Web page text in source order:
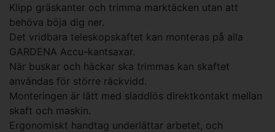
Klipp gräskanter och trimma marktäcken utan att
behöva böja dig ner.
Det vridbara teleskopskaftet kan monteras på alla
GARDENA Accu-kantsaxar.
När buskar och häckar ska trimmas kan skaftet
användas för större räckvidd.
Monteringen är lätt med sladdlös direktkontakt mellan
skaft och maskin.
Ergonomiskt handtag underlättar arbetet, och